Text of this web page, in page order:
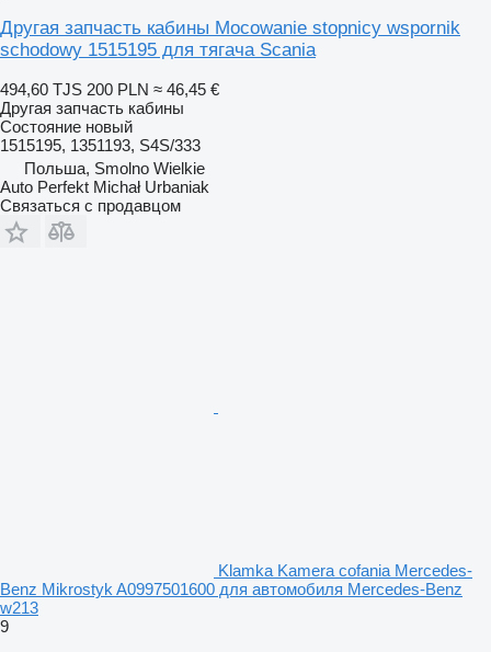
Другая запчасть кабины Mocowanie stopnicy wspornik
schodowy 1515195 для тягача Scania
494,60 TJS 200 PLN ≈ 46,45 €
Другая запчасть кабины
Состояние новый
1515195, 1351193, S4S/333
Польша, Smolno Wielkie
Auto Perfekt Michał Urbaniak
Связаться с продавцом
Klamka Kamera cofania Mercedes-
Benz Mikrostyk A0997501600 для автомобиля Mercedes-Benz
w213
9